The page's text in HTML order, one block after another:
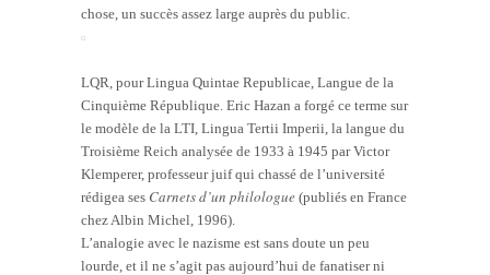
chose, un succès assez large auprès du public.
LQR, pour Lingua Quintae Republicae, Langue de la
Cinquième République. Eric Hazan a forgé ce terme sur
le modèle de la LTI, Lingua Tertii Imperii, la langue du
Troisième Reich analysée de 1933 à 1945 par Victor
Klemperer, professeur juif qui chassé de l’université
rédigea ses Carnets d’un philologue (publiés en France
chez Albin Michel, 1996).
L’analogie avec le nazisme est sans doute un peu
lourde, et il ne s’agit pas aujourd’hui de fanatiser ni